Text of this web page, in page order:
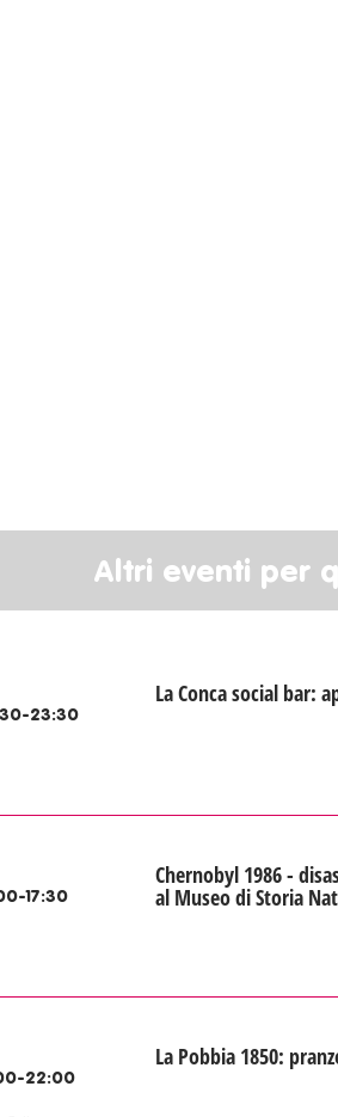
Altri eventi per
23:30
La Conca social bar:
17:30
Chernobyl 1986 -
al Museo di Storia
22:00
La Pobbia 1850: